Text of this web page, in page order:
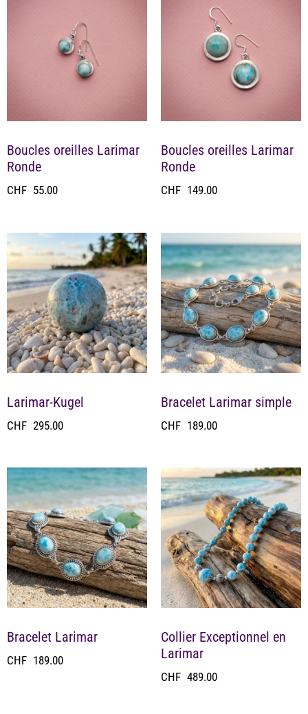
Boucles oreilles Larimar
Ronde
CHF 55.00
Boucles oreilles Larimar
Ronde
CHF 149.00
Larimar-Kugel
CHF 295.00
Bracelet Larimar simple
CHF 189.00
Bracelet Larimar
CHF 189.00
Collier Exceptionnel en
Larimar
CHF 489.00